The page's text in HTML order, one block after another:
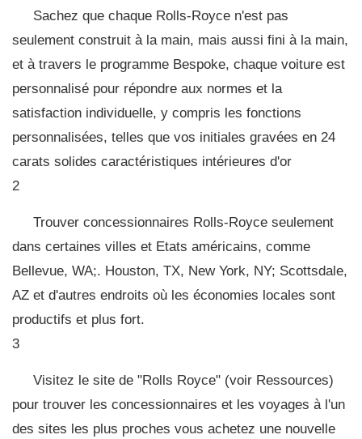
Sachez que chaque Rolls-Royce n'est pas
seulement construit à la main, mais aussi fini à la main,
et à travers le programme Bespoke, chaque voiture est
personnalisé pour répondre aux normes et la
satisfaction individuelle, y compris les fonctions
personnalisées, telles que vos initiales gravées en 24
carats solides caractéristiques intérieures d'or
2
Trouver concessionnaires Rolls-Royce seulement
dans certaines villes et Etats américains, comme
Bellevue, WA;. Houston, TX, New York, NY; Scottsdale,
AZ et d'autres endroits où les économies locales sont
productifs et plus fort.
3
Visitez le site de "Rolls Royce" (voir Ressources)
pour trouver les concessionnaires et les voyages à l'un
des sites les plus proches vous achetez une nouvelle